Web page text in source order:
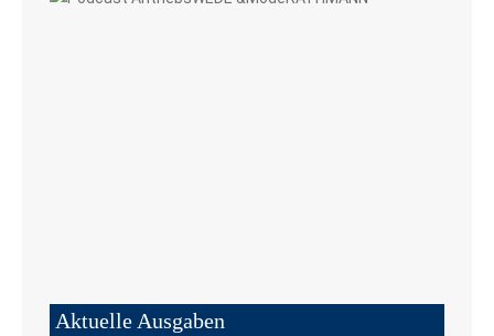
Aktuelle Ausgaben